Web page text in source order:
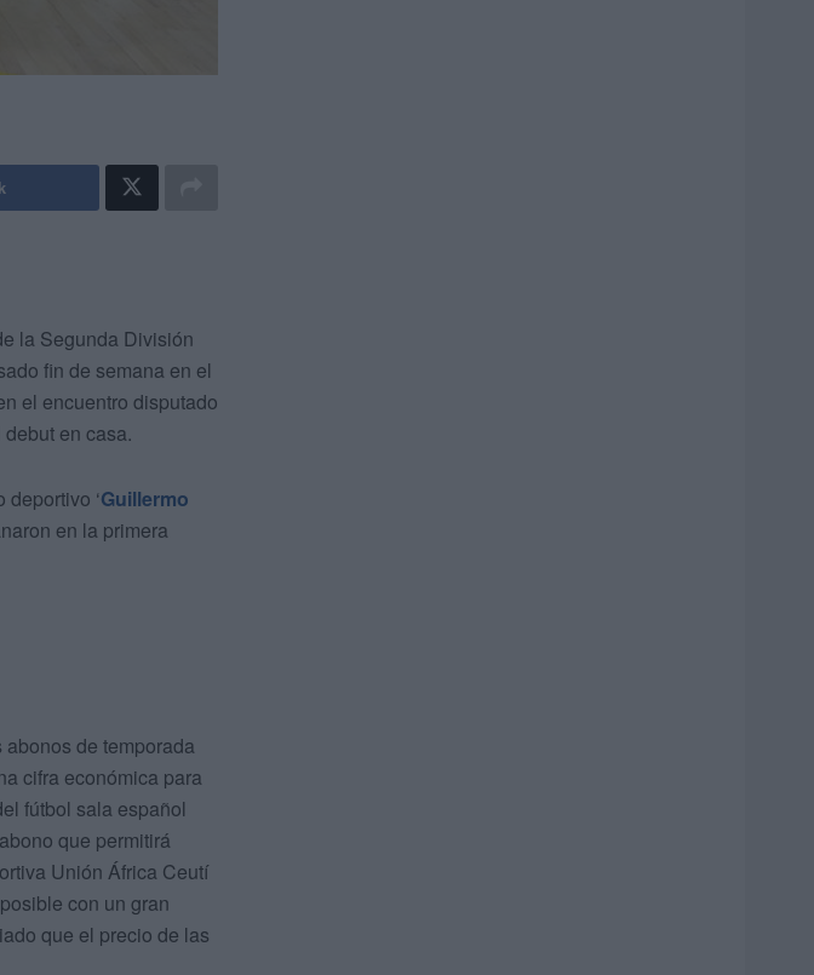
la Segunda División
fin de semana en el
el encuentro disputado
en casa.
‘Guillermo
en la primera
de temporada
cifra económica para
fútbol sala español
que permitirá
Unión África Ceutí
con un gran
que el precio de las